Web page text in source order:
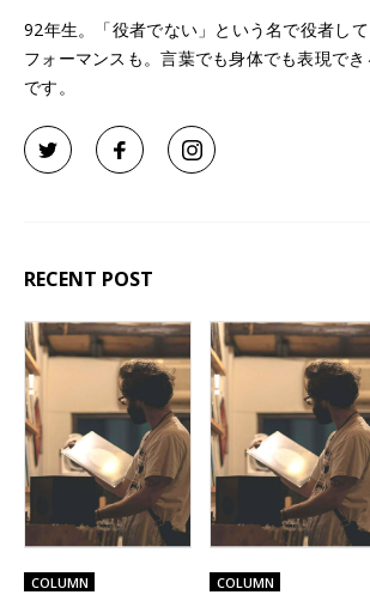
92年生。「役者でない」という名で役者し
フォーマンスも。言葉でも身体でも表現で
です。
RECENT POST
COLUMN COLUMN